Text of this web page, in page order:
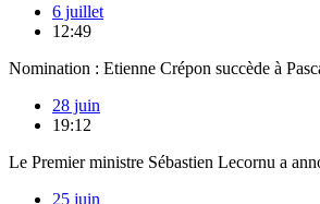
6 juillet
12:49
Nomination : Etienne Crépon succède à
28 juin
19:12
Le Premier ministre Sébastien Lecornu a
25 juin